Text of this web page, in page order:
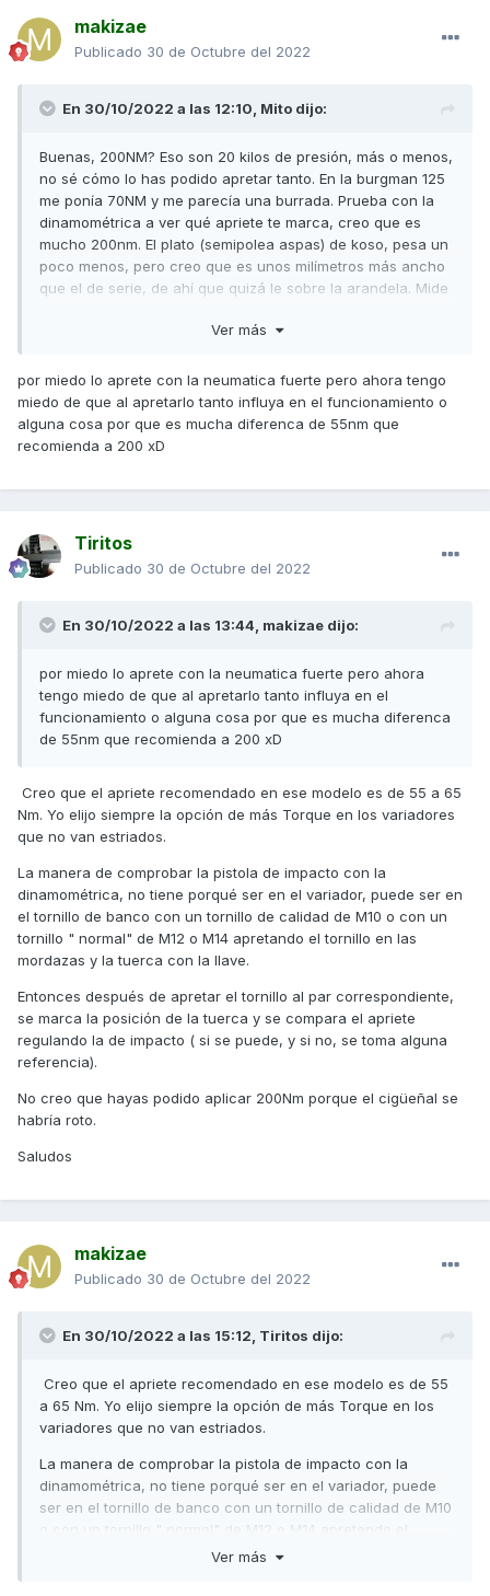
afectar el buen funcionamiento, según mi opinión es que
no, porque no parece que sobresalgan rebarbas.
0,5 mm de holgura se puede montar pero para mí no es
1.-Desequilibrio dinámico del conjunto que puede incidir en
vibraciones sobre los rodamientos de cigüeñal.
2.-Al tratarse de la pieza que tiene que arrastrar el variador
y por ende la polea de transmisión de fuerza del motor y no
llevar estriado debería ir mejor ajustada para que el apriete
de la tuerca (65 N/m) sea suficiente para que no patine.
(Ese no ha sido el motivo de que se soltara el variador al
Saludos
makizae
Publicado 30 de Octubre del 2022
En 30/10/2022 a las 12:10, Mito dijo:
Buenas, 200NM? Eso son 20 kilos de presión, más o menos,
no sé cómo lo has podido apretar tanto. En la burgman 125
me ponía 70NM y me parecía una burrada. Prueba con la
dinamométrica a ver qué apriete te marca, creo que es
mucho 200nm. El plato (semipolea aspas) de koso, pesa un
poco menos, pero creo que es unos milímetros más ancho
que el de serie, de ahí que quizá le sobre la arandela. Mide
Ver más
por miedo lo aprete con la neumatica fuerte pero ahora tengo
miedo de que al apretarlo tanto influya en el funcionamiento o
alguna cosa por que es mucha diferenca de 55nm que
recomienda a 200 xD
Tiritos
Publicado 30 de Octubre del 2022
En 30/10/2022 a las 13:44, makizae dijo:
por miedo lo aprete con la neumatica fuerte pero ahora
tengo miedo de que al apretarlo tanto influya en el
funcionamiento o alguna cosa por que es mucha diferenca
de 55nm que recomienda a 200 xD
Creo que el apriete recomendado en ese modelo es de 55 a 65
Nm. Yo elijo siempre la opción de más Torque en los variadores
que no van estriados.
La manera de comprobar la pistola de impacto con la
dinamométrica, no tiene porqué ser en el variador, puede ser en
el tornillo de banco con un tornillo de calidad de M10 o con un
tornillo " normal" de M12 o M14 apretando el tornillo en las
mordazas y la tuerca con la llave.
Entonces después de apretar el tornillo al par correspondiente,
se marca la posición de la tuerca y se compara el apriete
regulando la de impacto ( si se puede, y si no, se toma alguna
referencia).
No creo que hayas podido aplicar 200Nm porque el cigüeñal se
habría roto.
Saludos
makizae
Publicado 30 de Octubre del 2022
En 30/10/2022 a las 15:12, Tiritos dijo:
Creo que el apriete recomendado en ese modelo es de 55
a 65 Nm. Yo elijo siempre la opción de más Torque en los
variadores que no van estriados.
La manera de comprobar la pistola de impacto con la
dinamométrica, no tiene porqué ser en el variador, puede
ser en el tornillo de banco con un tornillo de calidad de M10
o con un tornillo " normal" de M12 o M14 apretando el
tornillo en las mordazas y la tuerca con la llave.
Ver más